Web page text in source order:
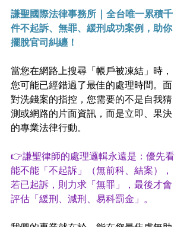
謙聖國際法律事務所 | 全台唯一累積千
件不起訴、無罪、緩刑成功案例，助你
擺脫官司糾纏！
當您在網路上搜尋「帳戶被凍結」時，
您可能已經錯過了最佳的處理時間。面
對洗錢案的指控，您需要的不是自我猜
測或網路的片面資訊，而是立即、果決
的專業法律行動。
👉謙聖律師的處理邏輯永遠是：優先看
能不能「不起訴」（無前科、結案），
若已起訴，則力求「無罪」，最後才會
評估「緩刑、減刑、易科罰金」。